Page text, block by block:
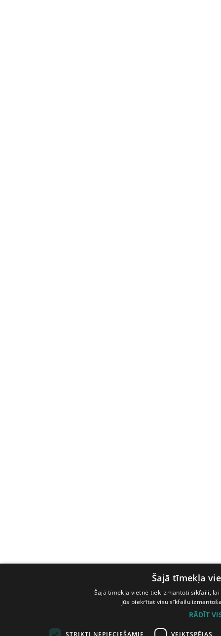
Šajā tīmekļa
Šajā tīmekļa vietnē tiek izmantoti sīkfaili,
jūs piekrītat visu sīkfailu
RĀDĪT
STRIKTI NEPIECIEŠAMIE VEIKTSPĒJAS